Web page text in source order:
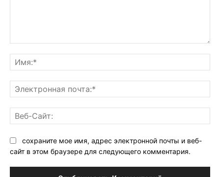
сохраните мое имя, адрес электронной почты и веб-
сайт в этом браузере для следующего комментария.